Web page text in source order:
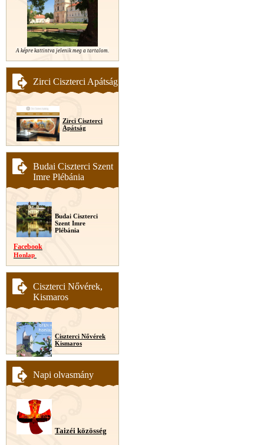
A képre kattintva jelenik meg a tartalom.
Zirci Ciszterci Apátság
Zirci Ciszterci
Apátság
Budai Ciszterci Szent
Imre Plébánia
Budai Ciszterci
Szent Imre
Plébánia
Facebook
Honlap
Ciszterci Nővérek,
Kismaros
Ciszterci Nővérek
Kismaros
Napi olvasmány
Taizéi közösség